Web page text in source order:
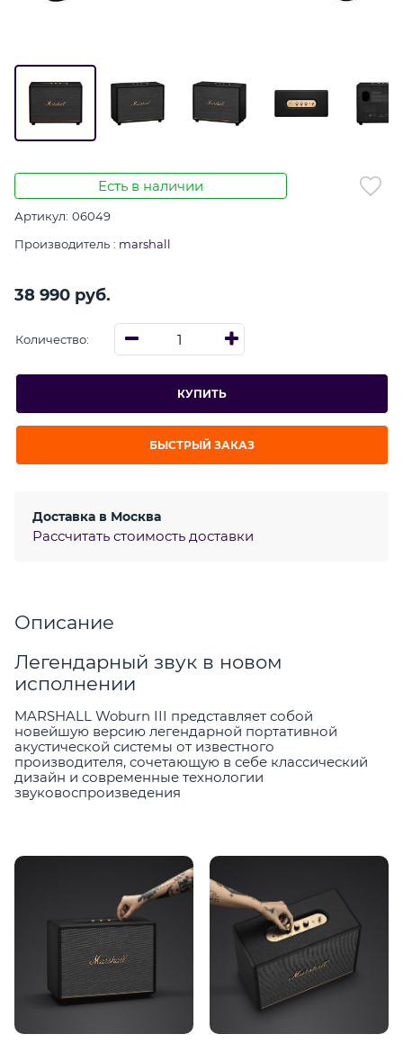
Есть в наличии
Артикул: 06049
Производитель : marshall
38 990 руб.
Количество:
КУПИТЬ
БЫСТРЫЙ ЗАКАЗ
Доставка в Москва
Рассчитать стоимость доставки
Описание
Легендарный звук в новом
исполнении
MARSHALL Woburn III представляет собой
новейшую версию легендарной портативной
акустической системы от известного
производителя, сочетающую в себе классический
дизайн и современные технологии
звуковоспроизведения